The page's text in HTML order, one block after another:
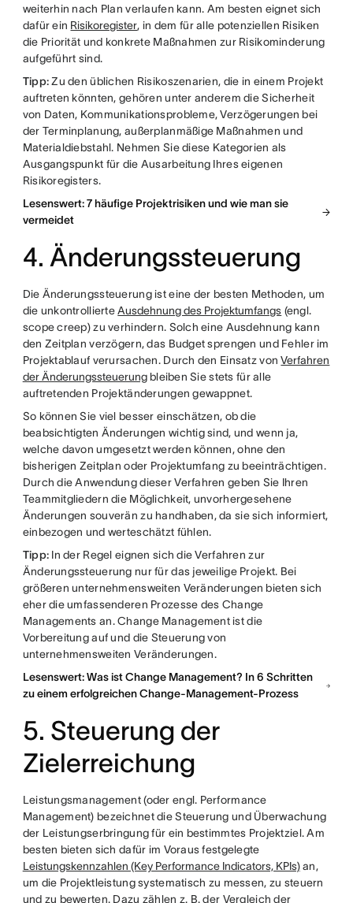
weiterhin nach Plan verlaufen kann. Am besten eignet sich
dafür ein Risikoregister, in dem für alle potenziellen Risiken
die Priorität und konkrete Maßnahmen zur Risikominderung
aufgeführt sind.
Tipp:Zu den üblichen Risikoszenarien, die in einem Projekt
auftreten könnten, gehören unter anderem die Sicherheit
von Daten, Kommunikationsprobleme, Verzögerungen bei
der Terminplanung, außerplanmäßige Maßnahmen und
Materialdiebstahl. Nehmen Sie diese Kategorien als
Ausgangspunkt für die Ausarbeitung Ihres eigenen
Risikoregisters.
Lesenswert: 7 häufige Projektrisiken und wie man sie
vermeidet
4. Änderungssteuerung
Die Änderungssteuerung ist eine der besten Methoden, um
die unkontrollierteAusdehnung des Projektumfangs (engl.
scope creep) zu verhindern. Solch eine Ausdehnung kann
den Zeitplan verzögern, das Budget sprengen und Fehler im
Projektablauf verursachen. Durch den Einsatz vonVerfahren
der Änderungssteuerungbleiben Sie stets für alle
auftretenden Projektänderungen gewappnet.
So können Sie viel besser einschätzen, ob die
beabsichtigten Änderungen wichtig sind, und wenn ja,
welche davon umgesetzt werden können, ohne den
bisherigen Zeitplan oder Projektumfang zu beeinträchtigen.
Durch die Anwendung dieser Verfahren geben Sie Ihren
Teammitgliedern die Möglichkeit, unvorhergesehene
Änderungen souverän zu handhaben, da sie sich informiert,
einbezogen und werteschätzt fühlen.
Tipp: In der Regel eignen sich die Verfahren zur
Änderungssteuerung nur für das jeweilige Projekt. Bei
größeren unternehmensweiten Veränderungen bieten sich
eher die umfassenderen Prozesse des Change
Managements an. Change Management ist die
Vorbereitung auf und die Steuerung von
unternehmensweiten Veränderungen.
Lesenswert: Was ist Change Management? In 6 Schritten
zu einem erfolgreichen Change-Management-Prozess
5. Steuerung der
Zielerreichung
Leistungsmanagement (oder engl. Performance
Management) bezeichnet die Steuerung und Überwachung
der Leistungserbringung für ein bestimmtes Projektziel. Am
besten bieten sich dafür im Voraus festgelegte
Leistungskennzahlen (Key Performance Indicators, KPIs)an,
um die Projektleistung systematisch zu messen, zu steuern
und zu bewerten. Dazu zählen z. B. der Vergleich der